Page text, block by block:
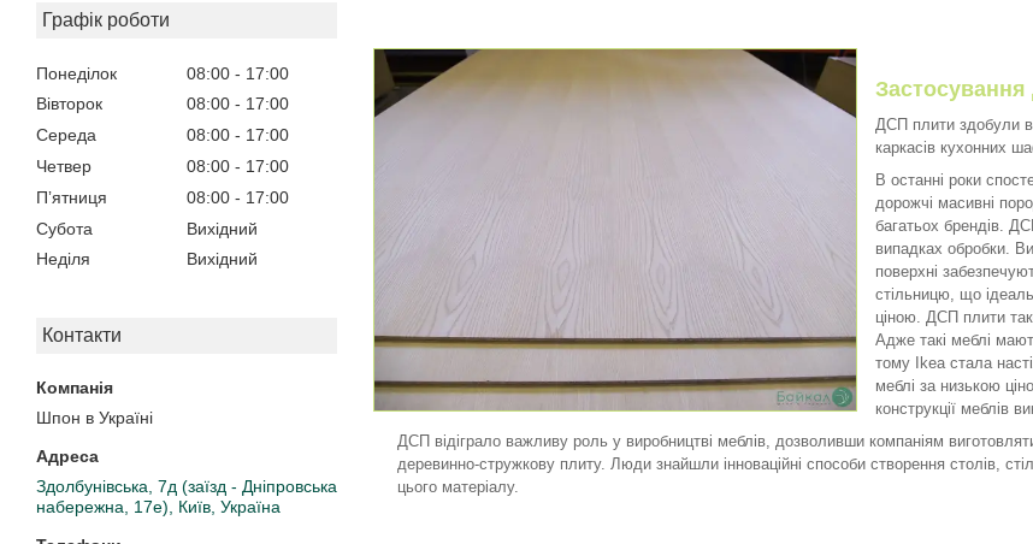
Графік роботи
Понеділок 08:00
17:00
Вівторок
08:00
17:00
Середа
08:00
17:00
Четвер
08:00
17:00
Пʼятниця
08:00
17:00
Субота
Вихідний
Неділя
Вихідний
Контакти
Шпон в Україні
Здолбунівська, 7д (заїзд - Дніпровська
набережна, 17е), Київ, Україна
ДСП плити здобули
каркасів кухонних
В останні роки
дорожчі масивні
багатьох брендів.
випадках обробки.
поверхні
стільницю, що
ціною. ДСП плити
Адже такі меблі
тому Ikea стала
меблі за низькою
конструкції меблів
ДСП відіграло важливу роль у виробництві меблів, дозволивши компаніям
деревинно-стружкову плиту. Люди знайшли інноваційні способи створення столів,
цього матеріалу.